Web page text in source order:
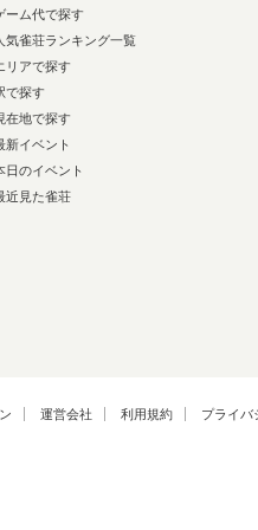
ーム代で探す
気雀荘ランキング一覧
リアで探す
で探す
在地で探す
新イベント
日のイベント
近見た雀荘
運営会社 利用規約 プライバ